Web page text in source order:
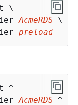
\
AcmeRDS \
preload
^
AcmeRDS ^